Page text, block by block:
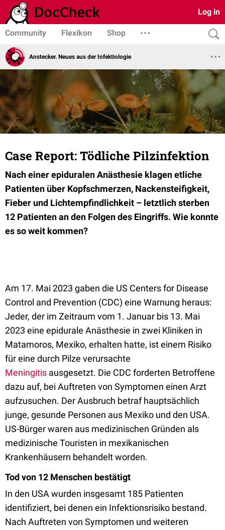
Log in
Community Flexikon Shop
Anstecker. Neues aus der Infektiologie
Case Report: Tödliche Pilzinfektion
Nach einer epiduralen Anästhesie klagen etliche
Patienten über Kopfschmerzen, Nackensteifigkeit,
Fieber und Lichtempfindlichkeit – letztlich sterben
12 Patienten an den Folgen des Eingriffs. Wie konnte
es so weit kommen?
Am 17. Mai 2023 gaben die US Centers for Disease
Control and Prevention (CDC) eine Warnung heraus:
Jeder, der im Zeitraum vom 1. Januar bis 13. Mai
2023 eine epidurale Anästhesie in zwei Kliniken in
Matamoros, Mexiko, erhalten hatte, ist einem Risiko
für eine durch Pilze verursachte
Meningitis ausgesetzt. Die CDC forderten Betroffene
dazu auf, bei Auftreten von Symptomen einen Arzt
aufzusuchen. Der Ausbruch betraf hauptsächlich
junge, gesunde Personen aus Mexiko und den USA.
US-Bürger waren aus medizinischen Gründen als
medizinische Touristen in mexikanischen
Krankenhäusern behandelt worden.
Tod von 12 Menschen bestätigt
In den USA wurden insgesamt 185 Patienten
identifiziert, bei denen ein Infektionsrisiko bestand.
Nach Auftreten von Symptomen und weiteren